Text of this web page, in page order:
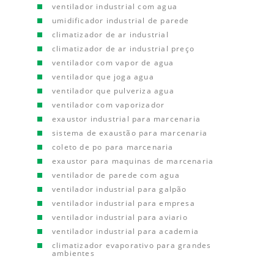
ventilador industrial com agua
umidificador industrial de parede
climatizador de ar industrial
climatizador de ar industrial preço
ventilador com vapor de agua
ventilador que joga agua
ventilador que pulveriza agua
ventilador com vaporizador
exaustor industrial para marcenaria
sistema de exaustão para marcenaria
coleto de po para marcenaria
exaustor para maquinas de marcenaria
ventilador de parede com agua
ventilador industrial para galpão
ventilador industrial para empresa
ventilador industrial para aviario
ventilador industrial para academia
climatizador evaporativo para grandes
ambientes